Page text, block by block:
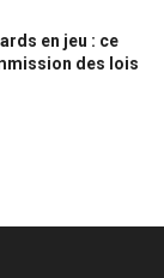
en jeu : ce
des lois